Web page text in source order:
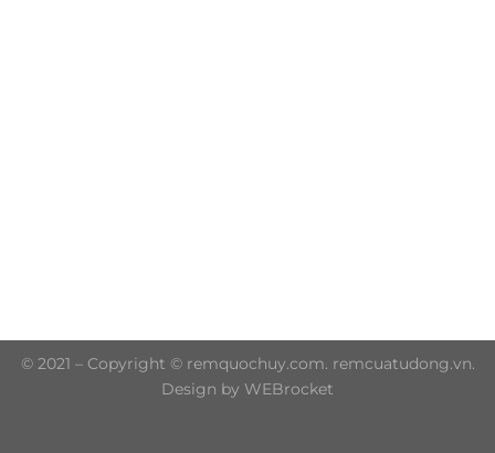
© 2021 – Copyright © remquochuy.com. remcuatudong.vn.
Design by WEBrocket